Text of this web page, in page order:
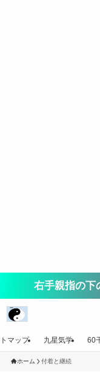
右手親指の下
マップ 九星気学 60
ホーム 付着と継続